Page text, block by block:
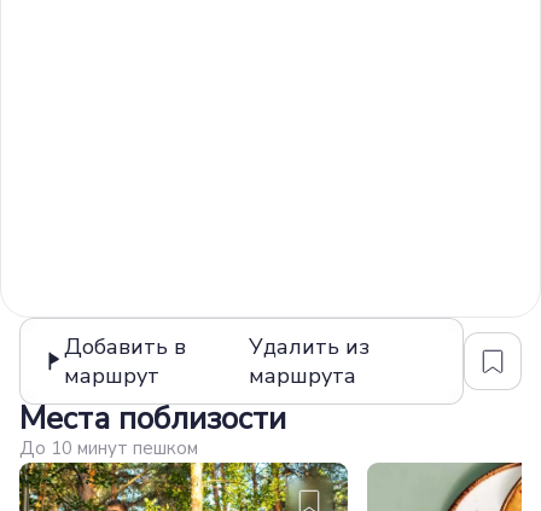
Добавить в
маршрут
Удалить из
маршрута
Места поблизости
До 10 минут пешком